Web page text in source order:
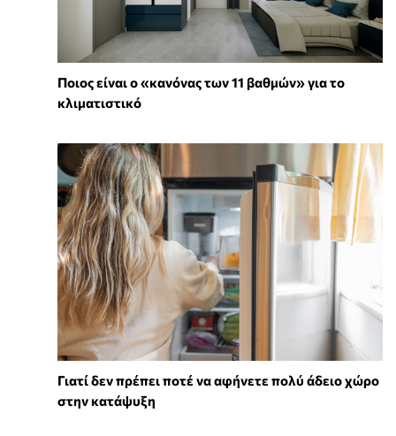
Ποιος είναι ο «κανόνας των 11 βαθμών» για το
κλιματιστικό
Γιατί δεν πρέπει ποτέ να αφήνετε πολύ άδειο χώρο
στην κατάψυξη